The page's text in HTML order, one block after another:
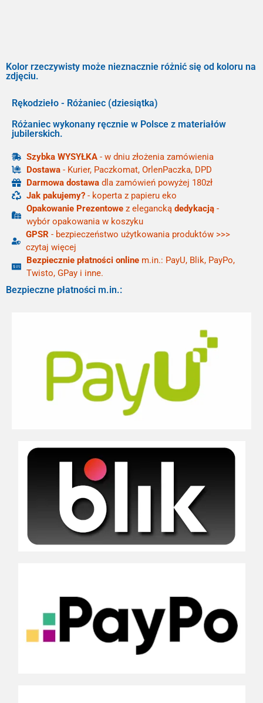
Kolor rzeczywisty może nieznacznie różnić się od koloru na
zdjęciu.
Rękodzieło - Różaniec (dziesiątka)
Różaniec wykonany ręcznie w Polsce z materiałów
jubilerskich.
Szybka WYSYŁKA - w dniu złożenia zamówienia
Dostawa - Kurier, Paczkomat, OrlenPaczka, DPD
Darmowa dostawa dla zamówień powyżej 180zł
Jak pakujemy? - koperta z papieru eko
Opakowanie Prezentowe z elegancką dedykacją -
wybór opakowania w koszyku
GPSR - bezpieczeństwo użytkowania produktów >>>
czytaj więcej
Bezpiecznie płatności online m.in.: PayU, Blik, PayPo,
Twisto, GPay i inne.
Bezpieczne płatności m.in.: